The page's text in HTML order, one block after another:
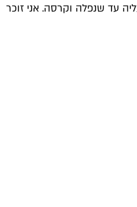
עד שנפלה וקרסה. אני זוכר